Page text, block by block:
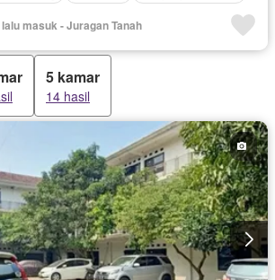
masuk - Juragan Tanah
5 kamar
14 hasil